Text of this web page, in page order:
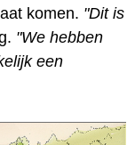
komen. "Dit is
"We hebben
een